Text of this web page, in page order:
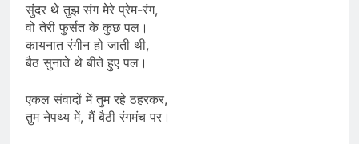
सुंदर थे तुझ संग मेरे प्रेम-रंग,
वो तेरी फुर्सत के कुछ पल।
कायनात रंगीन हो जाती थी,
बैठ सुनाते थे बीते हुए पल।
एकल संवादों में तुम रहे ठहरकर,
तुम नेपथ्य में, मैं बैठी रंगमंच पर।